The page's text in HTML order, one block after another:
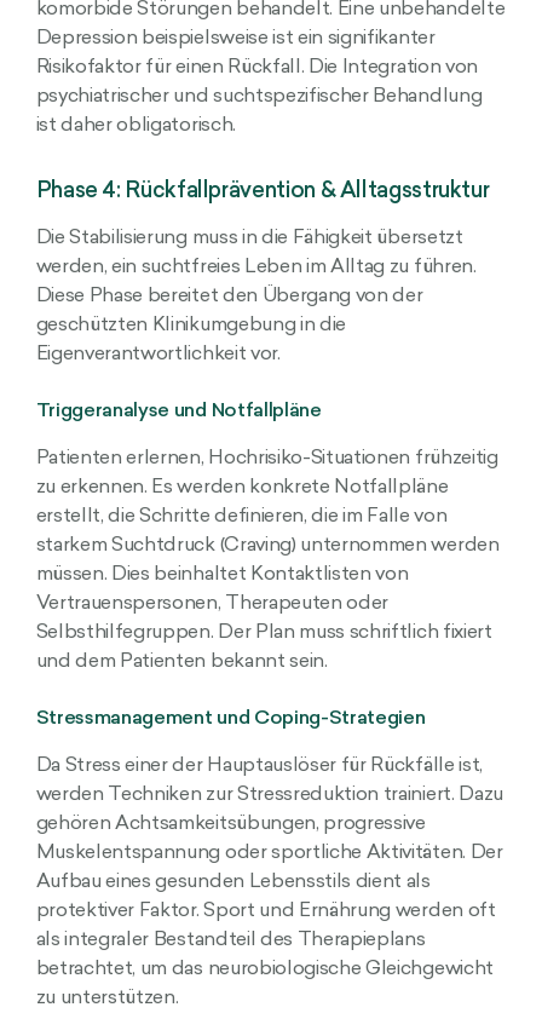
komorbide Störungen behandelt. Eine unbehandelte
Depression beispielsweise ist ein signifikanter
Risikofaktor für einen Rückfall. Die Integration von
psychiatrischer und suchtspezifischer Behandlung
ist daher obligatorisch.
Phase 4: Rückfallprävention & Alltagsstruktur
Die Stabilisierung muss in die Fähigkeit übersetzt
werden, ein suchtfreies Leben im Alltag zu führen.
Diese Phase bereitet den Übergang von der
geschützten Klinikumgebung in die
Eigenverantwortlichkeit vor.
Triggeranalyse und Notfallpläne
Patienten erlernen, Hochrisiko-Situationen frühzeitig
zu erkennen. Es werden konkrete Notfallpläne
erstellt, die Schritte definieren, die im Falle von
starkem Suchtdruck (Craving) unternommen werden
müssen. Dies beinhaltet Kontaktlisten von
Vertrauenspersonen, Therapeuten oder
Selbsthilfegruppen. Der Plan muss schriftlich fixiert
und dem Patienten bekannt sein.
Stressmanagement und Coping-Strategien
Da Stress einer der Hauptauslöser für Rückfälle ist,
werden Techniken zur Stressreduktion trainiert. Dazu
gehören Achtsamkeitsübungen, progressive
Muskelentspannung oder sportliche Aktivitäten. Der
Aufbau eines gesunden Lebensstils dient als
protektiver Faktor. Sport und Ernährung werden oft
als integraler Bestandteil des Therapieplans
betrachtet, um das neurobiologische Gleichgewicht
zu unterstützen.